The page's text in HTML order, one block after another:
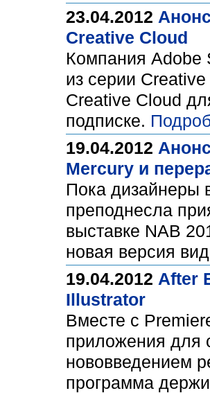
23.04.2012
Creative Cloud
Компания Adobe
из серии
Creative Cloud
подписке.
19.04.2012
Mercury и
Пока дизайнеры
преподнесла
выставке NAB
новая версия
19.04.2012 After
Illustrator
Вместе с
приложения для
нововведением
программа